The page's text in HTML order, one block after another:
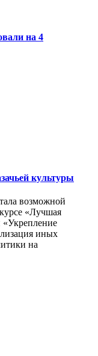
на 4
культуры
возможной
«Лучшая
иных
на